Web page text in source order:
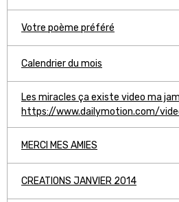
Votre poème préféré
Calendrier du mois
Les miracles ça existe video ma
https://www.dailymotion.com/
MERCI MES AMIES
CREATIONS JANVIER 2014